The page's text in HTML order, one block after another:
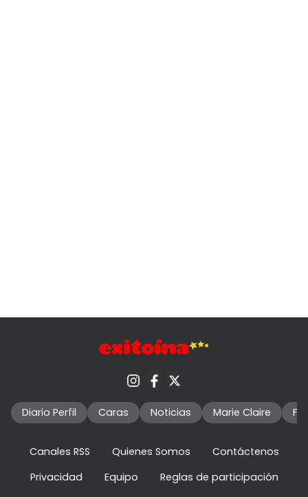
Diario Perfil Caras Noticias Marie Claire
Canales RSS Quienes Somos
Contáctenos
Privacidad
Equipo
Reglas de participación